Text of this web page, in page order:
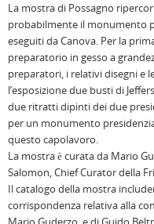
La mostra di Possagno
probabilmente il monumento
eseguiti da Canova. Per la
preparatorio in gesso a
preparatori, i relativi disegni e
l’esposizione due busti di
due ritratti dipinti dei due
per un monumento
questo capolavoro.
La mostra è curata da Mario
Salomon, Chief Curator della
Il catalogo della mostra
corrispondenza relativa alla